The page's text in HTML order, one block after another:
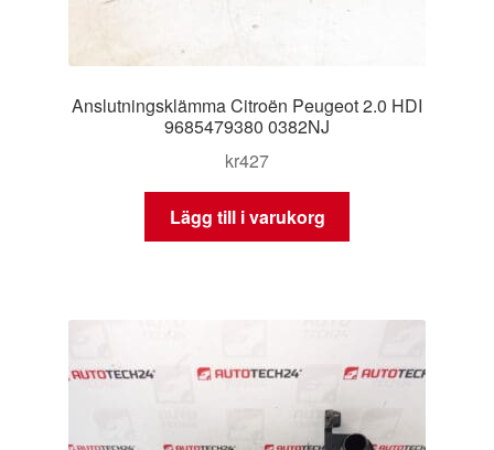
Anslutningsklämma Citroën Peugeot 2.0 HDI
9685479380 0382NJ
kr427
Lägg till i varukorg